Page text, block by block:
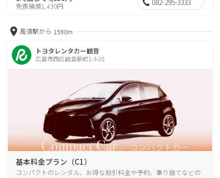
免責補償1,430円
高須駅から 1590m
トヨタレンタカー観音
広島市西区観音新町1-3-20
基本料金プラン（C1）
コンパクトのレンタル、お得な割引料金や予約、乗り捨てなどの